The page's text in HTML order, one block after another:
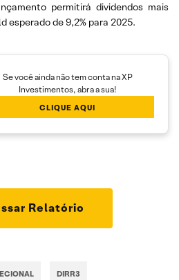
permitirá dividendos mais
esperado de 9,2% para 2025.
Se você ainda não tem conta na XP
Investimentos, abra a sua!
CLIQUE AQUI
Relatório
DIRR3